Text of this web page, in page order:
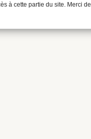
à cette partie du site. Merci de